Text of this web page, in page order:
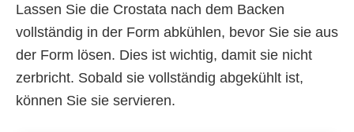
Lassen Sie die Crostata nach dem Backen
vollständig in der Form abkühlen, bevor Sie sie aus
der Form lösen. Dies ist wichtig, damit sie nicht
zerbricht. Sobald sie vollständig abgekühlt ist,
können Sie sie servieren.